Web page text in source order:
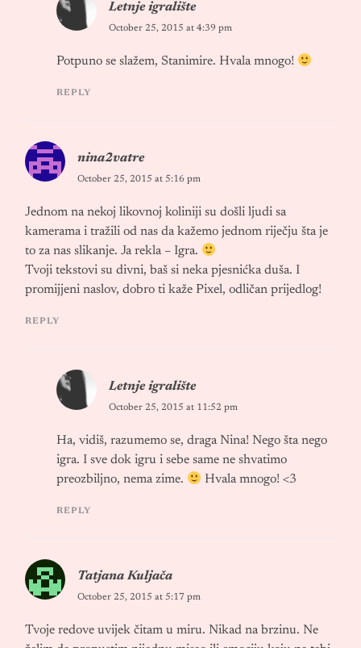
Letnje igralište
October 25, 2015 at 4:39 pm
Potpuno se slažem, Stanimire. Hvala mnogo!
REPLY
nina2vatre
October 25, 2015 at 5:16 pm
Jednom na nekoj likovnoj koliniji su došli ljudi sa
kamerama i tražili od nas da kažemo jednom riječju šta je
to za nas slikanje. Ja rekla – Igra.
Tvoji tekstovi su divni, baš si neka pjesnićka duša. I
promijjeni naslov, dobro ti kaže Pixel, odličan prijedlog!
REPLY
Letnje igralište
October 25, 2015 at 11:52 pm
Ha, vidiš, razumemo se, draga Nina! Nego šta nego
igra. I sve dok igru i sebe same ne shvatimo
preozbiljno, nema zime.
Hvala mnogo! <3
REPLY
Tatjana Kuljača
October 25, 2015 at 5:17 pm
Tvoje redove uvijek čitam u miru. Nikad na brzinu. Ne